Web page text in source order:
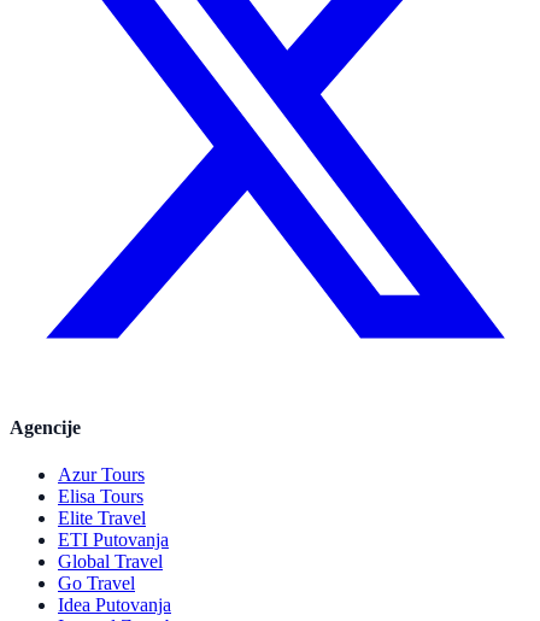
Agencije
Azur Tours
Elisa Tours
Elite Travel
ETI Putovanja
Global Travel
Go Travel
Idea Putovanja